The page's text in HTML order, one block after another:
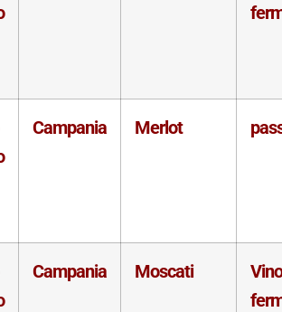
Campania Merlot
Campania Moscati
Vino